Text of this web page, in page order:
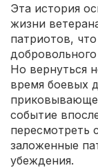
Эта история
жизни
патриотов,
Но вернуться
время боевых
событие
пересмотреть
заложенные
убеждения.